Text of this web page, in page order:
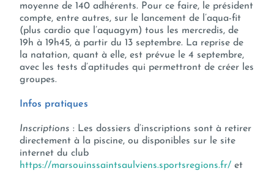
moyenne de 140 adhérents. Pour ce faire, le président
compte, entre autres, sur le lancement de l’aqua-fit
(plus cardio que l’aquagym) tous les mercredis, de
19h à 19h45, à partir du 13 septembre. La reprise de
la natation, quant à elle, est prévue le 4 septembre,
avec les tests d’aptitudes qui permettront de créer les
groupes.
Infos pratiques
Inscriptions: Les dossiers d’inscriptions sont à retirer
directement à la piscine, ou disponibles sur le site
internet du club
https://marsouinssaintsaulviens.sportsregions.fr/ et